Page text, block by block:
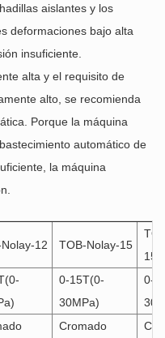
aislantes y los
deformaciones bajo alta
insuficiente.
alta y el requisito de
alto, se recomienda
Porque la máquina
automático de
la máquina
12 TOB-Nolay-15
15B
0-15T(0-
30MPa)
0-
Cromado